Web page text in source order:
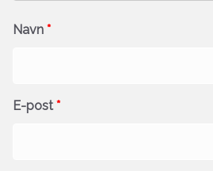
Navn *
E-post *